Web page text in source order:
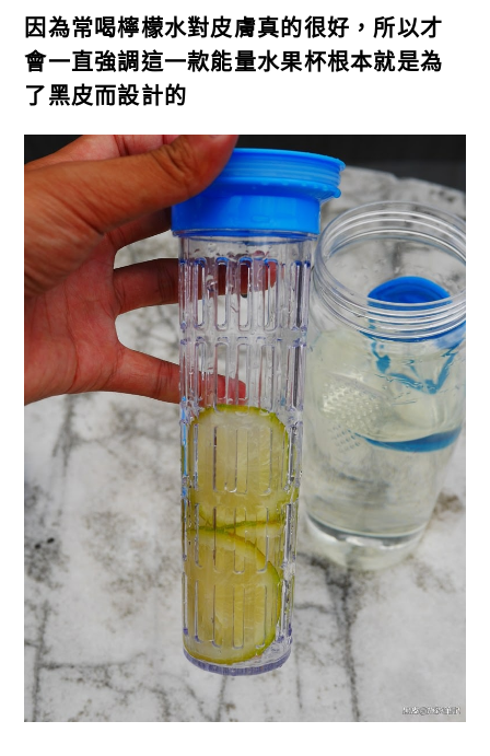
因為常喝檸檬水對皮膚真的很好，所以才
會一直強調這一款能量水果杯根本就是為
了黑皮而設計的